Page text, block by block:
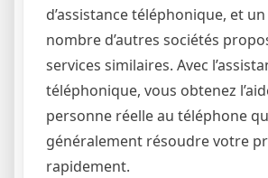
d’assistance téléphonique, et
nombre d’autres sociétés
services similaires. Avec
téléphonique, vous obtenez
personne réelle au téléphone
généralement résoudre votre
rapidement.